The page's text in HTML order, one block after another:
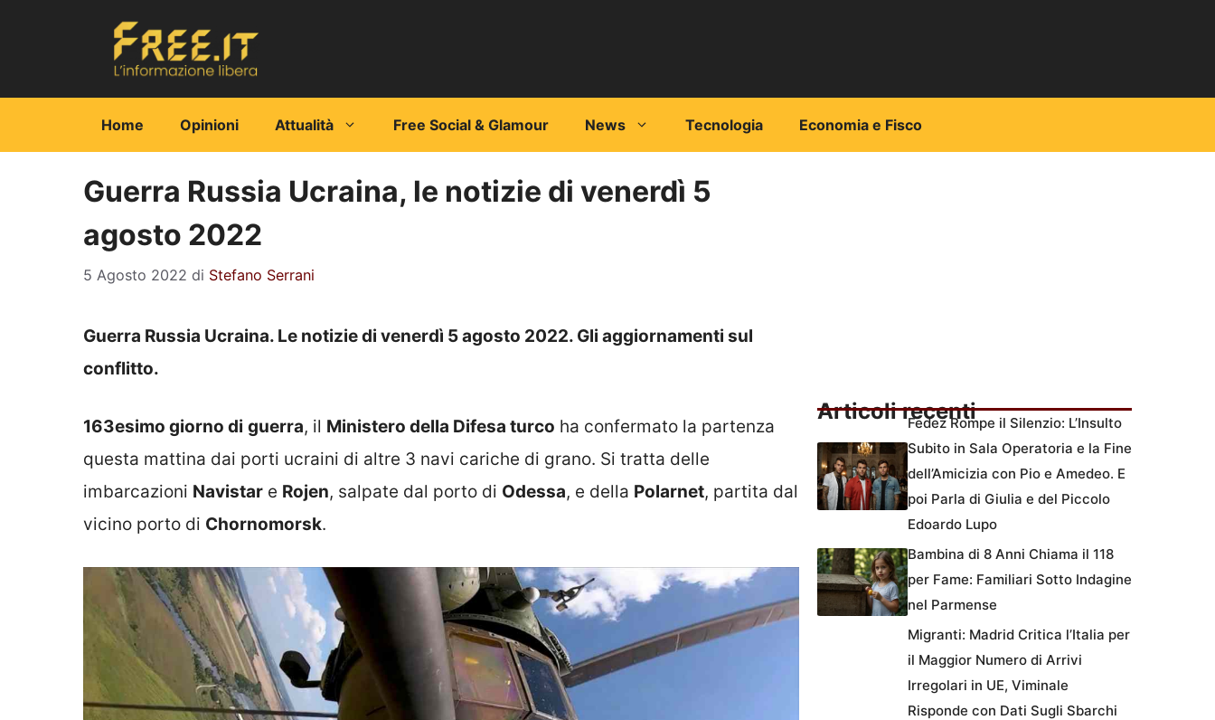
Home Opinioni Attualità Free Social & Glamour News Tecnologia Economia e Fisco
Guerra Russia Ucraina, le notizie di venerdì 5
agosto 2022
5 Agosto 2022 di Stefano Serrani
Guerra Russia Ucraina. Le notizie di venerdì 5 agosto 2022. Gli aggiornamenti sul
conflitto.
163esimo giorno di guerra, il Ministero della Difesa turco ha confermato la partenza
questa mattina dai porti ucraini di altre 3 navi cariche di grano. Si tratta delle
imbarcazioni Navistar e Rojen, salpate dal porto di Odessa, e della Polarnet, partita dal
vicino porto di Chornomorsk.
Articoli recentiFedez Rompe il Silenzio: L’Insulto
Subito in Sala Operatoria e la Fine
dell’Amicizia con Pio e Amedeo. E
poi Parla di Giulia e del Piccolo
Edoardo Lupo
Bambina di 8 Anni Chiama il 118
per Fame: Familiari Sotto Indagine
nel Parmense
Migranti: Madrid Critica l’Italia per
il Maggior Numero di Arrivi
Irregolari in UE, Viminale
Risponde con Dati Sugli Sbarchi